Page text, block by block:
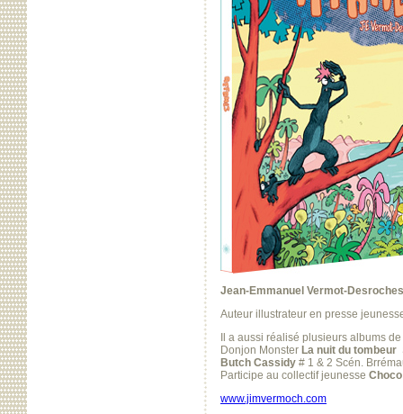
Jean-Emmanuel Vermot-Desroches
Auteur illustrateur en presse
Il a aussi réalisé plusieurs albums
Donjon Monster La nuit du tombeur
Butch Cassidy # 1 & 2 Scén.
Participe au collectif jeunesse
www.jimvermoch.com